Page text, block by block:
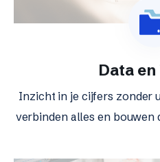
Data
Inzicht in je cijfers zonder
verbinden alles en bouwen